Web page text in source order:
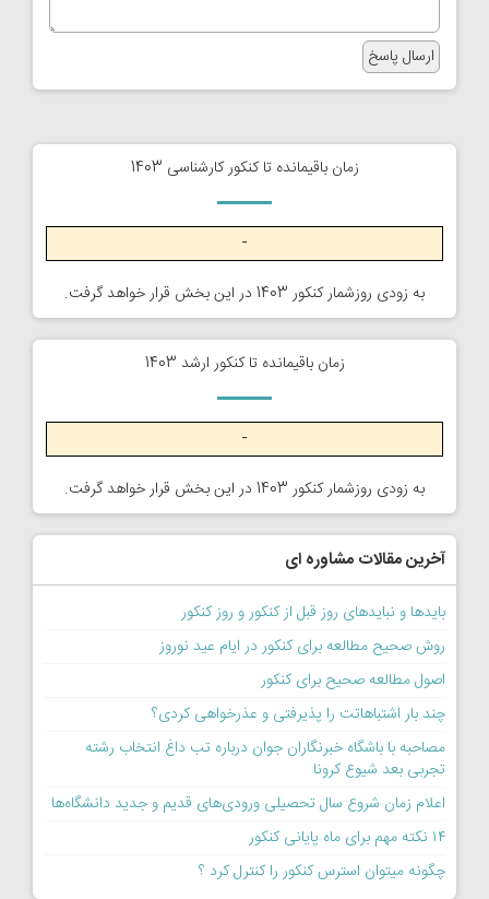
زمان باقیمانده تا کنکور کارشناسی 1403
-
به زودی روزشمار کنکور 1403 در این بخش قرار خواهد گرفت.
زمان باقیمانده تا کنکور ارشد 1403
-
به زودی روزشمار کنکور 1403 در این بخش قرار خواهد گرفت.
آخرین مقالات مشاوره ای
بایدها و نبایدهای روز قبل از کنکور و روز کنکور
روش صحیح مطالعه برای کنکور در ایام عید نوروز
اصول مطالعه صحیح برای کنکور
چند بار اشتباهاتت را پذیرفتی و عذرخواهی کردی؟
مصاحبه با باشگاه خبرنگاران جوان درباره تب داغ انتخاب رشته
تجربی بعد شیوع کرونا
اعلام زمان شروع سال تحصیلی ورودی‌های قدیم و جدید دانشگاه‌ها
۱۴ نکته مهم برای ماه پایانی کنکور
چگونه میتوان استرس کنکور را کنترل کرد ؟